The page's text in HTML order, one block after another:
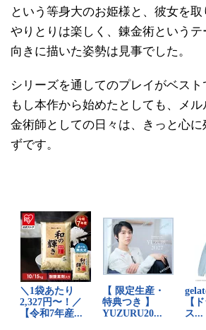
という等身大のお姫様と、彼女を
やりとりは楽しく、錬金術という
向きに描いた姿勢は見事でした。
シリーズを通してのプレイがベスト
もし本作から始めたとしても、メ
金術師としての日々は、きっと心
ずです。